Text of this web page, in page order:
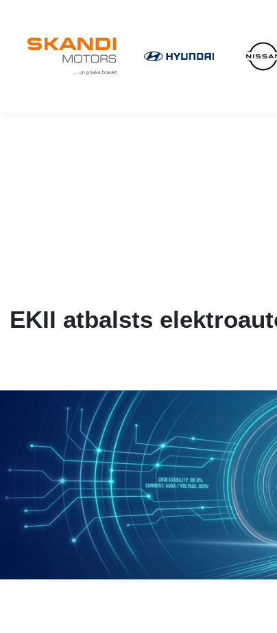
Uzzini vairāk
EKII atbalsts